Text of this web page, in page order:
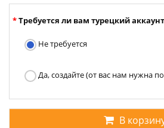
Требуется ли вам турецкий
Не требуется
Да, создайте (от вас нам нужна
В